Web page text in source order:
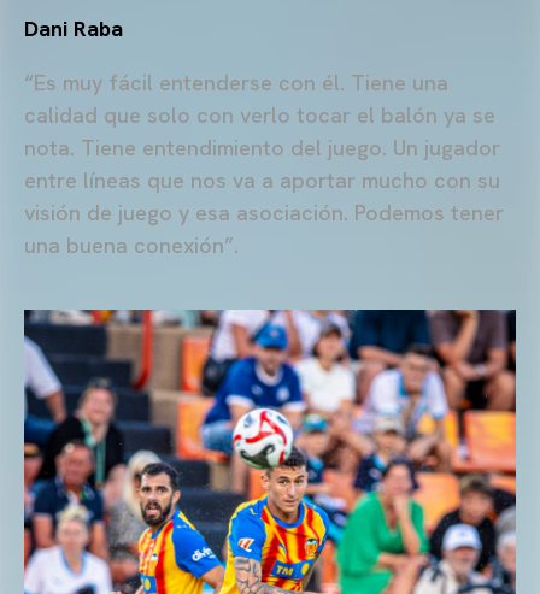
Dani Raba
“Es muy fácil entenderse con él. Tiene una
calidad que solo con verlo tocar el balón ya se
nota. Tiene entendimiento del juego. Un jugador
entre líneas que nos va a aportar mucho con su
visión de juego y esa asociación. Podemos tener
una buena conexión”.